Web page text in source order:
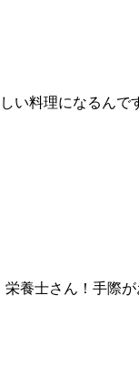
い料理になるん
養士さん！手際